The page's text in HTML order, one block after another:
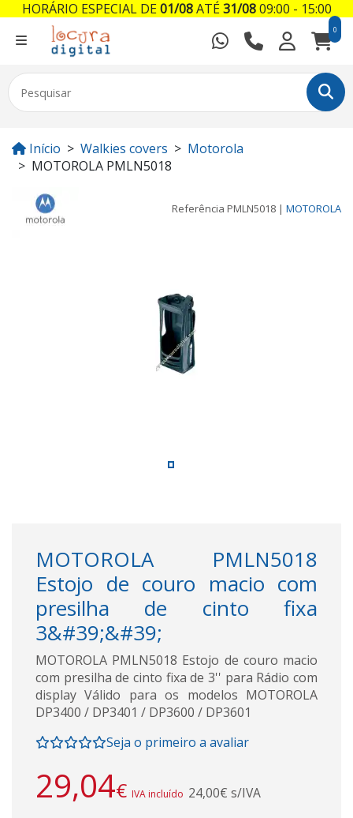
0
Início Walkies covers
Motorola
MOTOROLA PMLN5018
Referência PMLN5018 | MOTOROLA
MOTOROLA PMLN5018
Estojo de couro macio com
presilha de cinto fixa
3&#39;&#39;
MOTOROLA PMLN5018 Estojo de couro macio
com presilha de cinto fixa de 3'' para Rádio com
display Válido para os modelos MOTOROLA
DP3400 / DP3401 / DP3600 / DP3601
Seja o primeiro a avaliar
29,04€ IVA incluído 24,00€ s/IVA
HORÁRIO ESPECIAL DE01/08ATÉ31/0809:00 - 15:00